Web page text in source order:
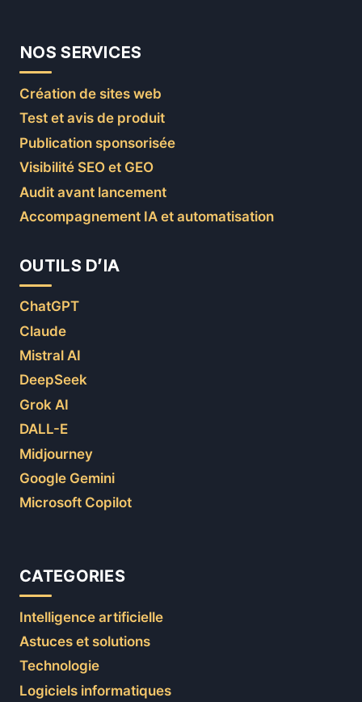
NOS SERVICES
Création de sites web
Test et avis de produit
Publication sponsorisée
Visibilité SEO et GEO
Audit avant lancement
Accompagnement IA et automatisation
OUTILS D’IA
ChatGPT
Claude
Mistral AI
DeepSeek
Grok AI
DALL-E
Midjourney
Google Gemini
Microsoft Copilot
CATEGORIES
Intelligence artificielle
Astuces et solutions
Technologie
Logiciels informatiques